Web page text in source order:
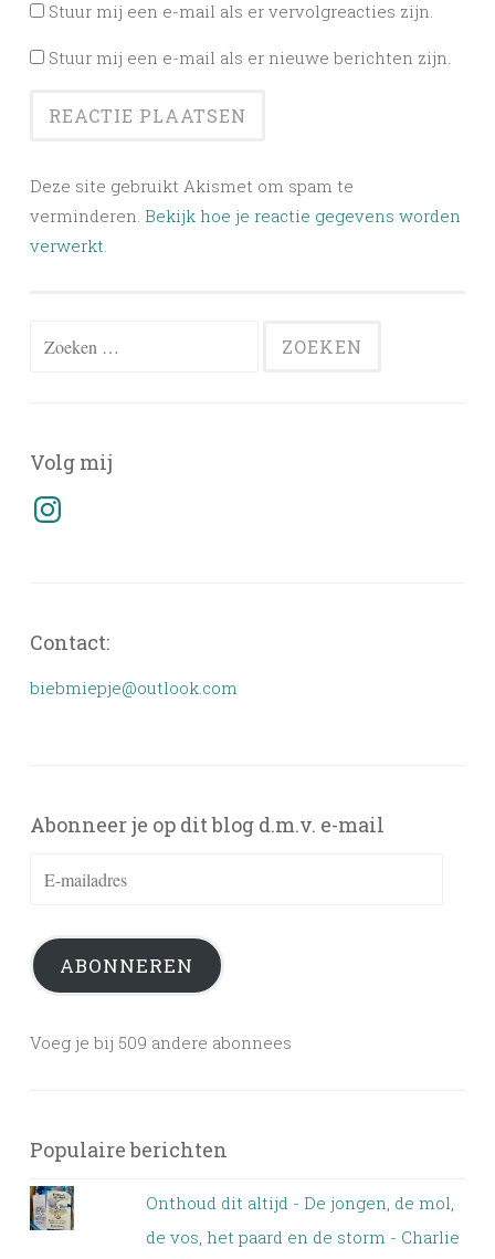
Stuur mij een e-mail als er vervolgreacties zijn.
Stuur mij een e-mail als er nieuwe berichten zijn.
Deze site gebruikt Akismet om spam te
verminderen. Bekijk hoe je reactie gegevens worden
verwerkt.
Zoeken
Volg mij
Instagram
Contact:
biebmiepje@outlook.com
Abonneer je op dit blog d.m.v. e-mail
ABONNEREN
Voeg je bij 509 andere abonnees
Populaire berichten
Onthoud dit altijd - De jongen, de mol,
de vos, het paard en de storm - Charlie